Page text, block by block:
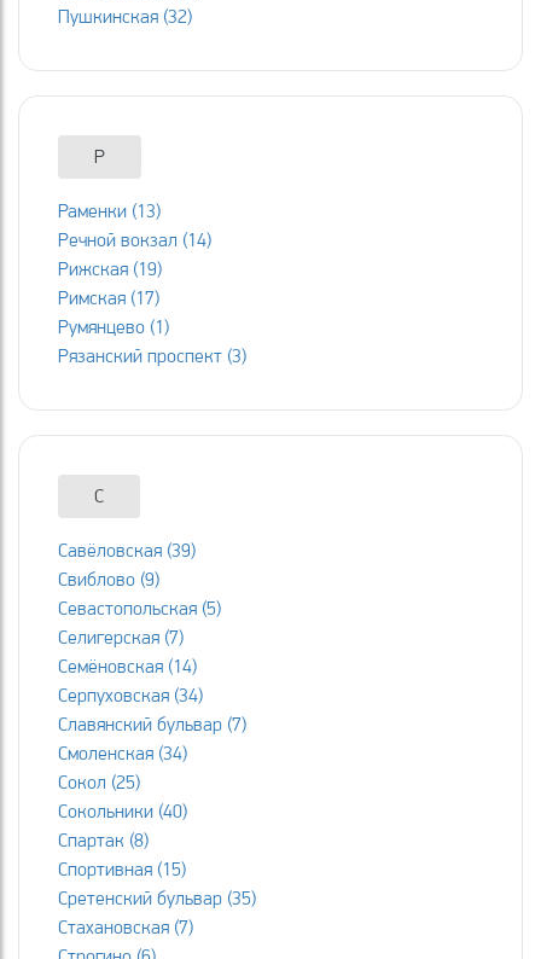
Пушкинская (32)
Р
Раменки (13)
Речной вокзал (14)
Рижская (19)
Римская (17)
Румянцево (1)
Рязанский проспект (3)
С
Савёловская (39)
Свиблово (9)
Севастопольская (5)
Селигерская (7)
Семёновская (14)
Серпуховская (34)
Славянский бульвар (7)
Смоленская (34)
Сокол (25)
Сокольники (40)
Спартак (8)
Спортивная (15)
Сретенский бульвар (35)
Стахановская (7)